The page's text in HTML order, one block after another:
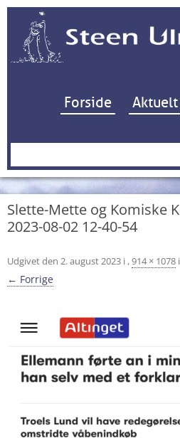
Forside Aktuelt
Søg
Slette-Mette og Komiske
2023-08-02 12-40-54
Udgivet den 2. august 2023 i ,914 × 1078 i
← Forrige